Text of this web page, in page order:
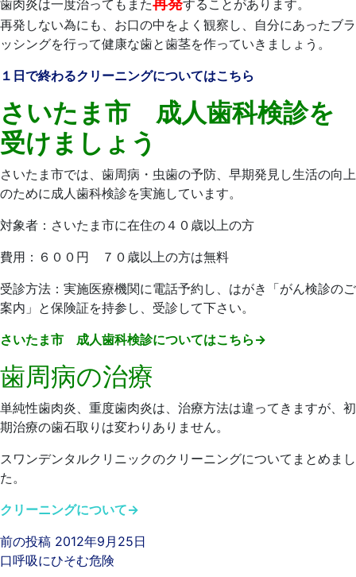
歯肉炎は一度治ってもまた再発することがあります。
再発しない為にも、お口の中をよく観察し、自分にあったブラ
ッシングを行って健康な歯と歯茎を作っていきましょう。
１日で終わるクリーニングについてはこちら
さいたま市 成人歯科検診を
受けましょう
さいたま市では、歯周病・虫歯の予防、早期発見し生活の向上
のために成人歯科検診を実施しています。
対象者：さいたま市に在住の４０歳以上の方
費用：６００円 ７０歳以上の方は無料
受診方法：実施医療機関に電話予約し、はがき「がん検診のご
案内」と保険証を持参し、受診して下さい。
さいたま市 成人歯科検診についてはこちら→
歯周病の治療
単純性歯肉炎、重度歯肉炎は、治療方法は違ってきますが、初
期治療の歯石取りは変わりありません。
スワンデンタルクリニックのクリーニングについてまとめまし
た。
クリーニングについて→
前の投稿 2012年9月25日
口呼吸にひそむ危険